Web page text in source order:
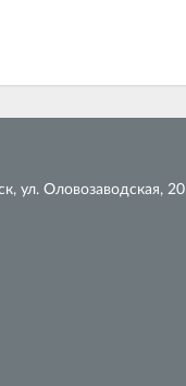
ул. Оловозаводская, 20